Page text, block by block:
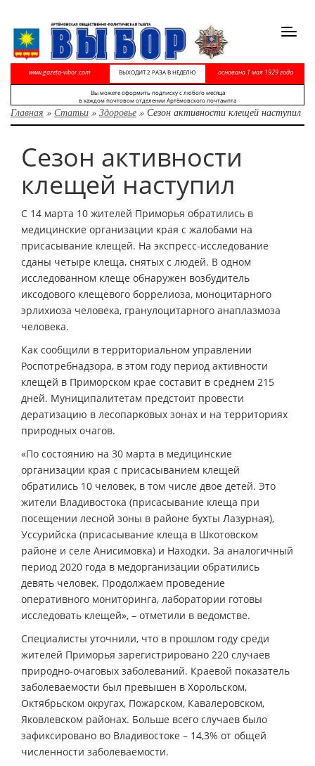
www.gazeta-vibor.com ВЫХОДИТ 2 РАЗА В НЕДЕЛЮ основана 1 мая 1929 года
Вы можете оформить подписку с любого месяца
в каждом почтовом отделении Артёмовского почтампта
Главная » Статьи » Здоровье » Сезон активности клещей наступил
Сезон активности
клещей наступил
С 14 марта 10 жителей Приморья обратились в
медицинские организации края с жалобами на
присасывание клещей. На экспресс-исследование
сданы четыре клеща, снятых с людей. В одном
исследованном клеще обнаружен возбудитель
иксодового клещевого боррелиоза, моноцитарного
эрлихиоза человека, гранулоцитарного анаплазмоза
человека.
Как сообщили в территориальном управлении
Роспотребнадзора, в этом году период активности
клещей в Приморском крае составит в среднем 215
дней. Муниципалитетам предстоит провести
дератизацию в лесопарковых зонах и на территориях
природных очагов.
«По состоянию на 30 марта в медицинские
организации края с присасыванием клещей
обратились 10 человек, в том числе двое детей. Это
жители Владивостока (присасывание клеща при
посещении лесной зоны в районе бухты Лазурная),
Уссурийска (присасывание клеща в Шкотовском
районе и селе Анисимовка) и Находки. За аналогичный
период 2020 года в медорганизации обратились
девять человек. Продолжаем проведение
оперативного мониторинга, лаборатории готовы
исследовать клещей», – отметили в ведомстве.
Специалисты уточнили, что в прошлом году среди
жителей Приморья зарегистрировано 220 случаев
природно-очаговых заболеваний. Краевой показатель
заболеваемости был превышен в Хорольском,
Октябрьском округах, Пожарском, Кавалеровском,
Яковлевском районах. Больше всего случаев было
зафиксировано во Владивостоке – 14,3% от общей
численности заболеваемости.